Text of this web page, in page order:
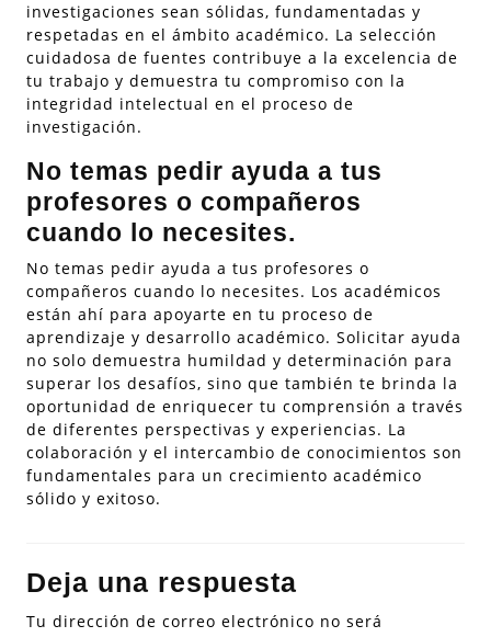
investigaciones sean sólidas, fundamentadas y
respetadas en el ámbito académico. La selección
cuidadosa de fuentes contribuye a la excelencia de
tu trabajo y demuestra tu compromiso con la
integridad intelectual en el proceso de
investigación.
No temas pedir ayuda a tus
profesores o compañeros
cuando lo necesites.
No temas pedir ayuda a tus profesores o
compañeros cuando lo necesites. Los académicos
están ahí para apoyarte en tu proceso de
aprendizaje y desarrollo académico. Solicitar ayuda
no solo demuestra humildad y determinación para
superar los desafíos, sino que también te brinda la
oportunidad de enriquecer tu comprensión a través
de diferentes perspectivas y experiencias. La
colaboración y el intercambio de conocimientos son
fundamentales para un crecimiento académico
sólido y exitoso.
Deja una respuesta
Tu dirección de correo electrónico no será